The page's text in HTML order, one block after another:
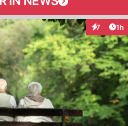
7 1h